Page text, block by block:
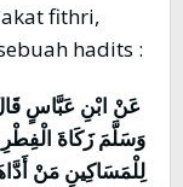
fithri,
hadits :
عَنْ ابْنِ عَبَّاسٍ
وَسَلَّمَ زَكَاةَ
لِلْمَسَاكِينِ مَنْ